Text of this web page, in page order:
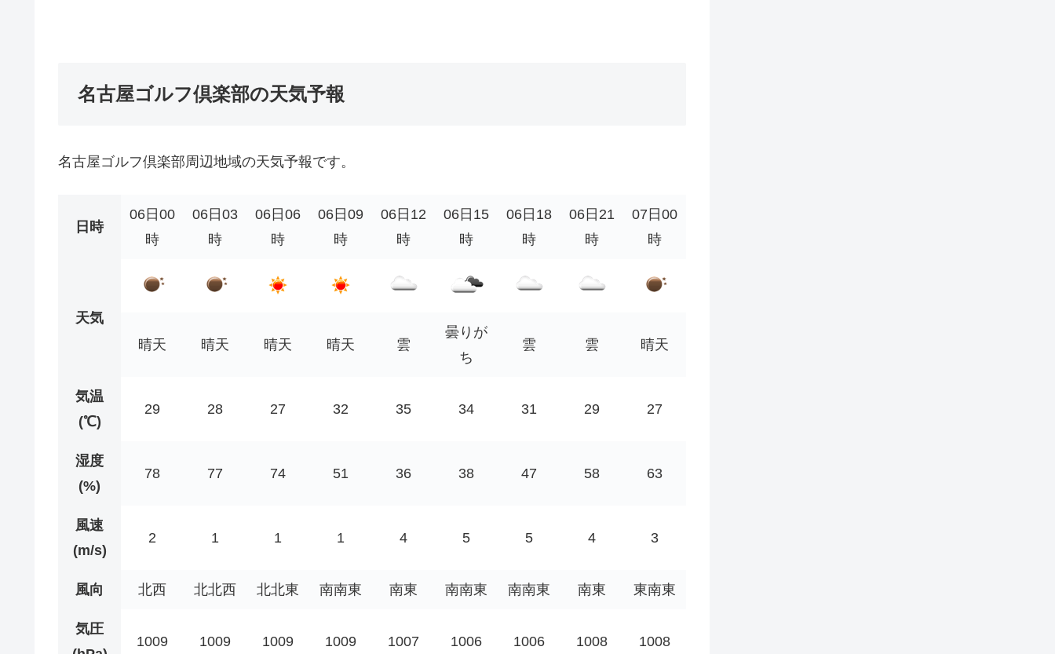
名古屋ゴルフ倶楽部の天気予報
名古屋ゴルフ倶楽部周辺地域の天気予報です。
日時
06日00
時
06日03
時
06日06
時
06日09
時
06日12
時
06日15
時
06日18
時
06日21
時
07日00
時
天気
晴天
晴天 晴天 晴天 雲
曇りが
ち
雲 雲 晴天
気温
(℃)
29 28 27 32 35 34 31 29 27
湿度
(%)
78 77 74 51 36 38 47 58 63
風速
(m/s)
2 1 1 1 4 5 5 4 3
風向 北西 北北西 北北東 南南東 南東 南南東 南南東 南東 東南東
気圧
1009 1009 1009 1009 1007 1006 1006 1008 1008